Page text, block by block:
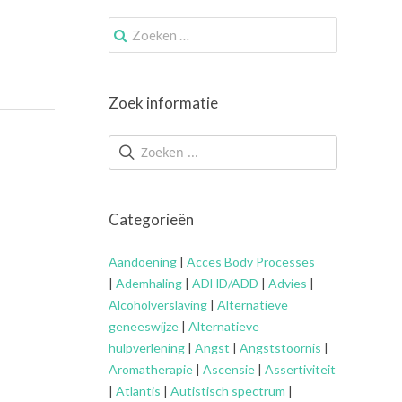
Zoek
naar:
Zoek informatie
Categorieën
Aandoening | Acces Body Processes
| Ademhaling | ADHD/ADD | Advies |
Alcoholverslaving | Alternatieve
geneeswijze | Alternatieve
hulpverlening | Angst | Angststoornis |
Aromatherapie | Ascensie | Assertiviteit
| Atlantis | Autistisch spectrum |